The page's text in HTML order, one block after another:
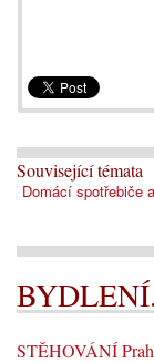
Související témata
Domácí spotřebiče
STĚHOVÁNÍ